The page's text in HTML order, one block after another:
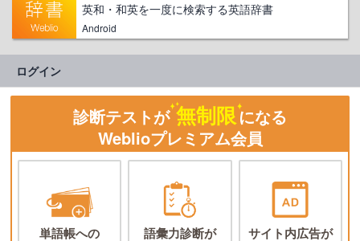
英和・和英を一度に検索する英語辞書
Android
ログイン
診断テストが 無制限になる
Weblioプレミアム会員
単語帳への
語彙力診断が
サイト内広告が